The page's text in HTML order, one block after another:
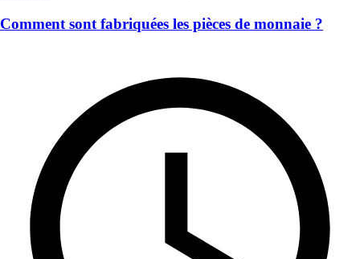
Comment sont fabriquées les pièces de monnaie ?